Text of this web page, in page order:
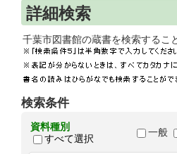
詳細検索
千葉市図書館の蔵書を
検索条件
資料種別
すべて選択
一般